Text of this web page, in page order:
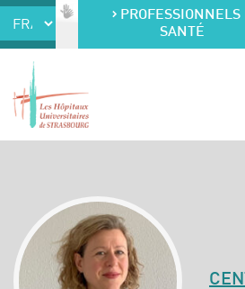
Accéder au contenu
Accéder au menuPROFESSIONNELS
SANTÉ